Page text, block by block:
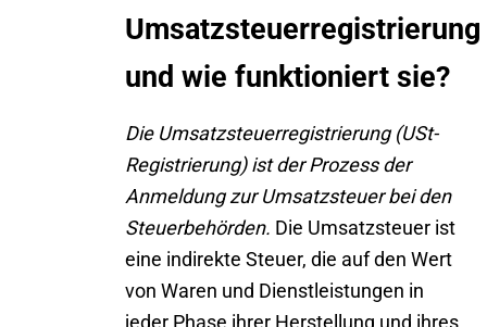
Umsatzsteuerregistrierung
und wie funktioniert sie?
Die Umsatzsteuerregistrierung (USt-
Registrierung) ist der Prozess der
Anmeldung zur Umsatzsteuer bei den
Steuerbehörden. Die Umsatzsteuer ist
eine indirekte Steuer, die auf den Wert
von Waren und Dienstleistungen in
jeder Phase ihrer Herstellung und ihres